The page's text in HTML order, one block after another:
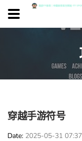
穿越手游符号
Date 2025-05-31